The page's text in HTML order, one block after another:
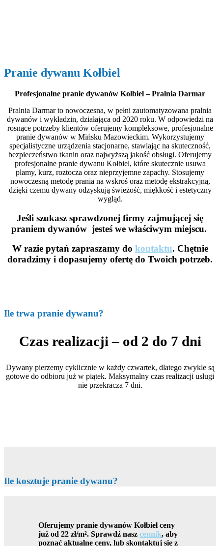
Pranie dywanu Kołbiel
Profesjonalne pranie dywanów Kołbiel – Pralnia Darmar
Pralnia Darmar to nowoczesna, w pełni zautomatyzowana pralnia
dywanów i wykładzin, działająca od 2020 roku. W odpowiedzi na
rosnące potrzeby klientów oferujemy kompleksowe, profesjonalne
pranie dywanów w Mińsku Mazowieckim. Wykorzystujemy
specjalistyczne urządzenia stacjonarne, stawiając na skuteczność,
bezpieczeństwo tkanin oraz najwyższą jakość obsługi. Oferujemy
profesjonalne pranie dywanu Kołbiel, które skutecznie usuwa
plamy, kurz, roztocza oraz nieprzyjemne zapachy. Stosujemy
nowoczesną metodę prania na wskroś oraz metodę ekstrakcyjną,
dzięki czemu dywany odzyskują świeżość, miękkość i estetyczny
wygląd.
Jeśli szukasz sprawdzonej firmy zajmującej się
praniem dywanów jesteś we właściwym miejscu.
W razie pytań zapraszamy do kontaktu. Chętnie
doradzimy i dopasujemy ofertę do Twoich potrzeb.
Ile trwa pranie dywanu?
Czas realizacji – od 2 do 7 dni
Dywany pierzemy cyklicznie w każdy czwartek, dlatego zwykle są
gotowe do odbioru już w piątek. Maksymalny czas realizacji usługi
nie przekracza 7 dni.
Ile kosztuje pranie dywanu?
Oferujemy pranie dywanów Kołbiel ceny
już od 22 zł/m². Sprawdź nasz cennik, aby
poznać aktualne ceny, lub skontaktuj się z